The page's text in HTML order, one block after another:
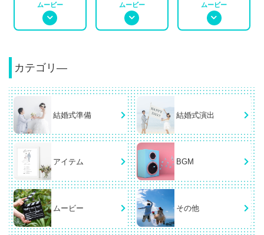
ムービー
ムービー
ムービー
カテゴリ―
結婚式準備 結婚式演出
アイテム BGM
ムービー その他